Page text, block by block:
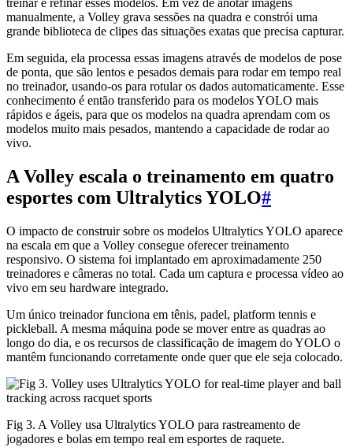
treinar e refinar esses modelos. Em vez de anotar imagens
manualmente, a Volley grava sessões na quadra e constrói uma
grande biblioteca de clipes das situações exatas que precisa capturar.
Em seguida, ela processa essas imagens através de modelos de pose
de ponta, que são lentos e pesados demais para rodar em tempo real
no treinador, usando-os para rotular os dados automaticamente. Esse
conhecimento é então transferido para os modelos YOLO mais
rápidos e ágeis, para que os modelos na quadra aprendam com os
modelos muito mais pesados, mantendo a capacidade de rodar ao
vivo.
A Volley escala o treinamento em quatro
esportes com Ultralytics YOLO#
O impacto de construir sobre os modelos Ultralytics YOLO aparece
na escala em que a Volley consegue oferecer treinamento
responsivo. O sistema foi implantado em aproximadamente 250
treinadores e câmeras no total. Cada um captura e processa vídeo ao
vivo em seu hardware integrado.
Um único treinador funciona em tênis, padel, platform tennis e
pickleball. A mesma máquina pode se mover entre as quadras ao
longo do dia, e os recursos de classificação de imagem do YOLO o
mantêm funcionando corretamente onde quer que ele seja colocado.
Fig 3. A Volley usa Ultralytics YOLO para rastreamento de
jogadores e bolas em tempo real em esportes de raquete.